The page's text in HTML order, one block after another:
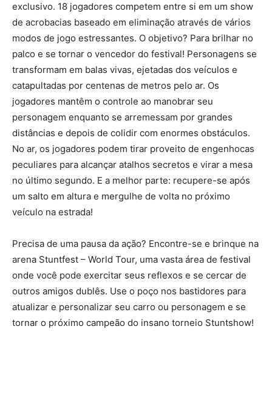
exclusivo. 18 jogadores competem entre si em um show
de acrobacias baseado em eliminação através de vários
modos de jogo estressantes. O objetivo? Para brilhar no
palco e se tornar o vencedor do festival! Personagens se
transformam em balas vivas, ejetadas dos veículos e
catapultadas por centenas de metros pelo ar. Os
jogadores mantêm o controle ao manobrar seu
personagem enquanto se arremessam por grandes
distâncias e depois de colidir com enormes obstáculos.
No ar, os jogadores podem tirar proveito de engenhocas
peculiares para alcançar atalhos secretos e virar a mesa
no último segundo. E a melhor parte: recupere-se após
um salto em altura e mergulhe de volta no próximo
veículo na estrada!
Precisa de uma pausa da ação? Encontre-se e brinque na
arena Stuntfest – World Tour, uma vasta área de festival
onde você pode exercitar seus reflexos e se cercar de
outros amigos dublês. Use o poço nos bastidores para
atualizar e personalizar seu carro ou personagem e se
tornar o próximo campeão do insano torneio Stuntshow!